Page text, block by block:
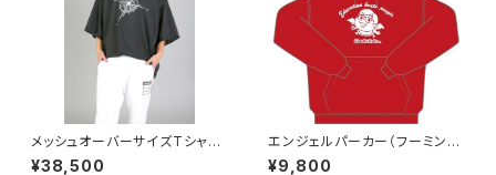
メッシュオーバーサイズTシャツ
(胸元ロゴ入り黒)
¥38,500
エンジェルパーカー（フーミンV
er.）レッド
¥9,800